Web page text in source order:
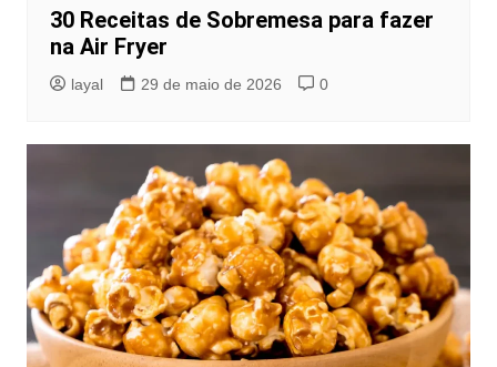
30 Receitas de Sobremesa para fazer
na Air Fryer
layal 29 de maio de 2026 0